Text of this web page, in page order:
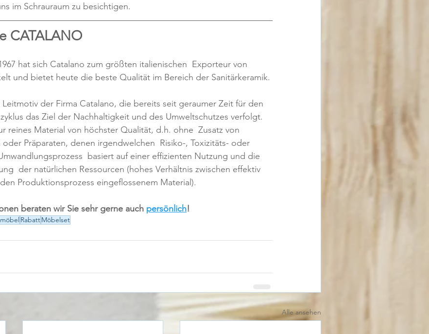
im Schrauraum zu besichtigen.
CATALANO
hat sich Catalano zum größten italienischen  Exporteur von
und bietet heute die beste Qualität im Bereich der Sanitärkeramik.
Leitmotiv der Firma Catalano, die bereits seit geraumer Zeit für den
das Ziel der Nachhaltigkeit und des Umweltschutzes verfolgt.
reines Material von höchster Qualität, d.h. ohne  Zusatz von
Präparaten, denen irgendwelchen  Risiko-, Toxizitäts- oder
basiert auf einer effizienten Nutzung und die
der natürlichen Ressourcen (hohes Verhältnis zwischen effektiv
Produktionsprozess eingeflossenem Material).
beraten wir Sie sehr gerne auch persönlich!
RabattMöbelset
Alle ansehen